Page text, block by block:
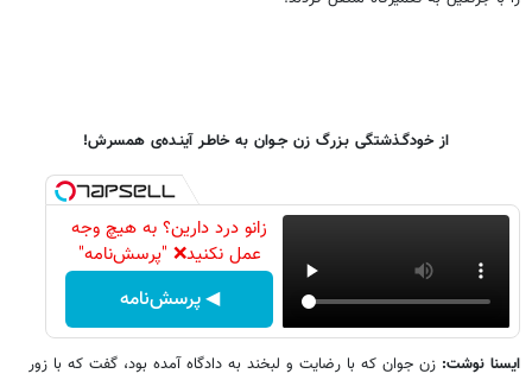
از خودگـذشتگی بـزرگ زن جـوان به خاطـر آینـده‌ی همسرش!
زانو درد دارین؟ به هیچ وجه
عمل نکنید❌ "پرسش‌نامه"
◀ پرسش‌نامه
ایسنا نوشت: زن جوان که با رضایت و لبخند به دادگاه آمده بود، گفت که با زور